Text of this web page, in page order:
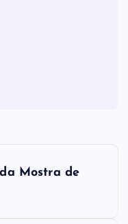
Mostra de